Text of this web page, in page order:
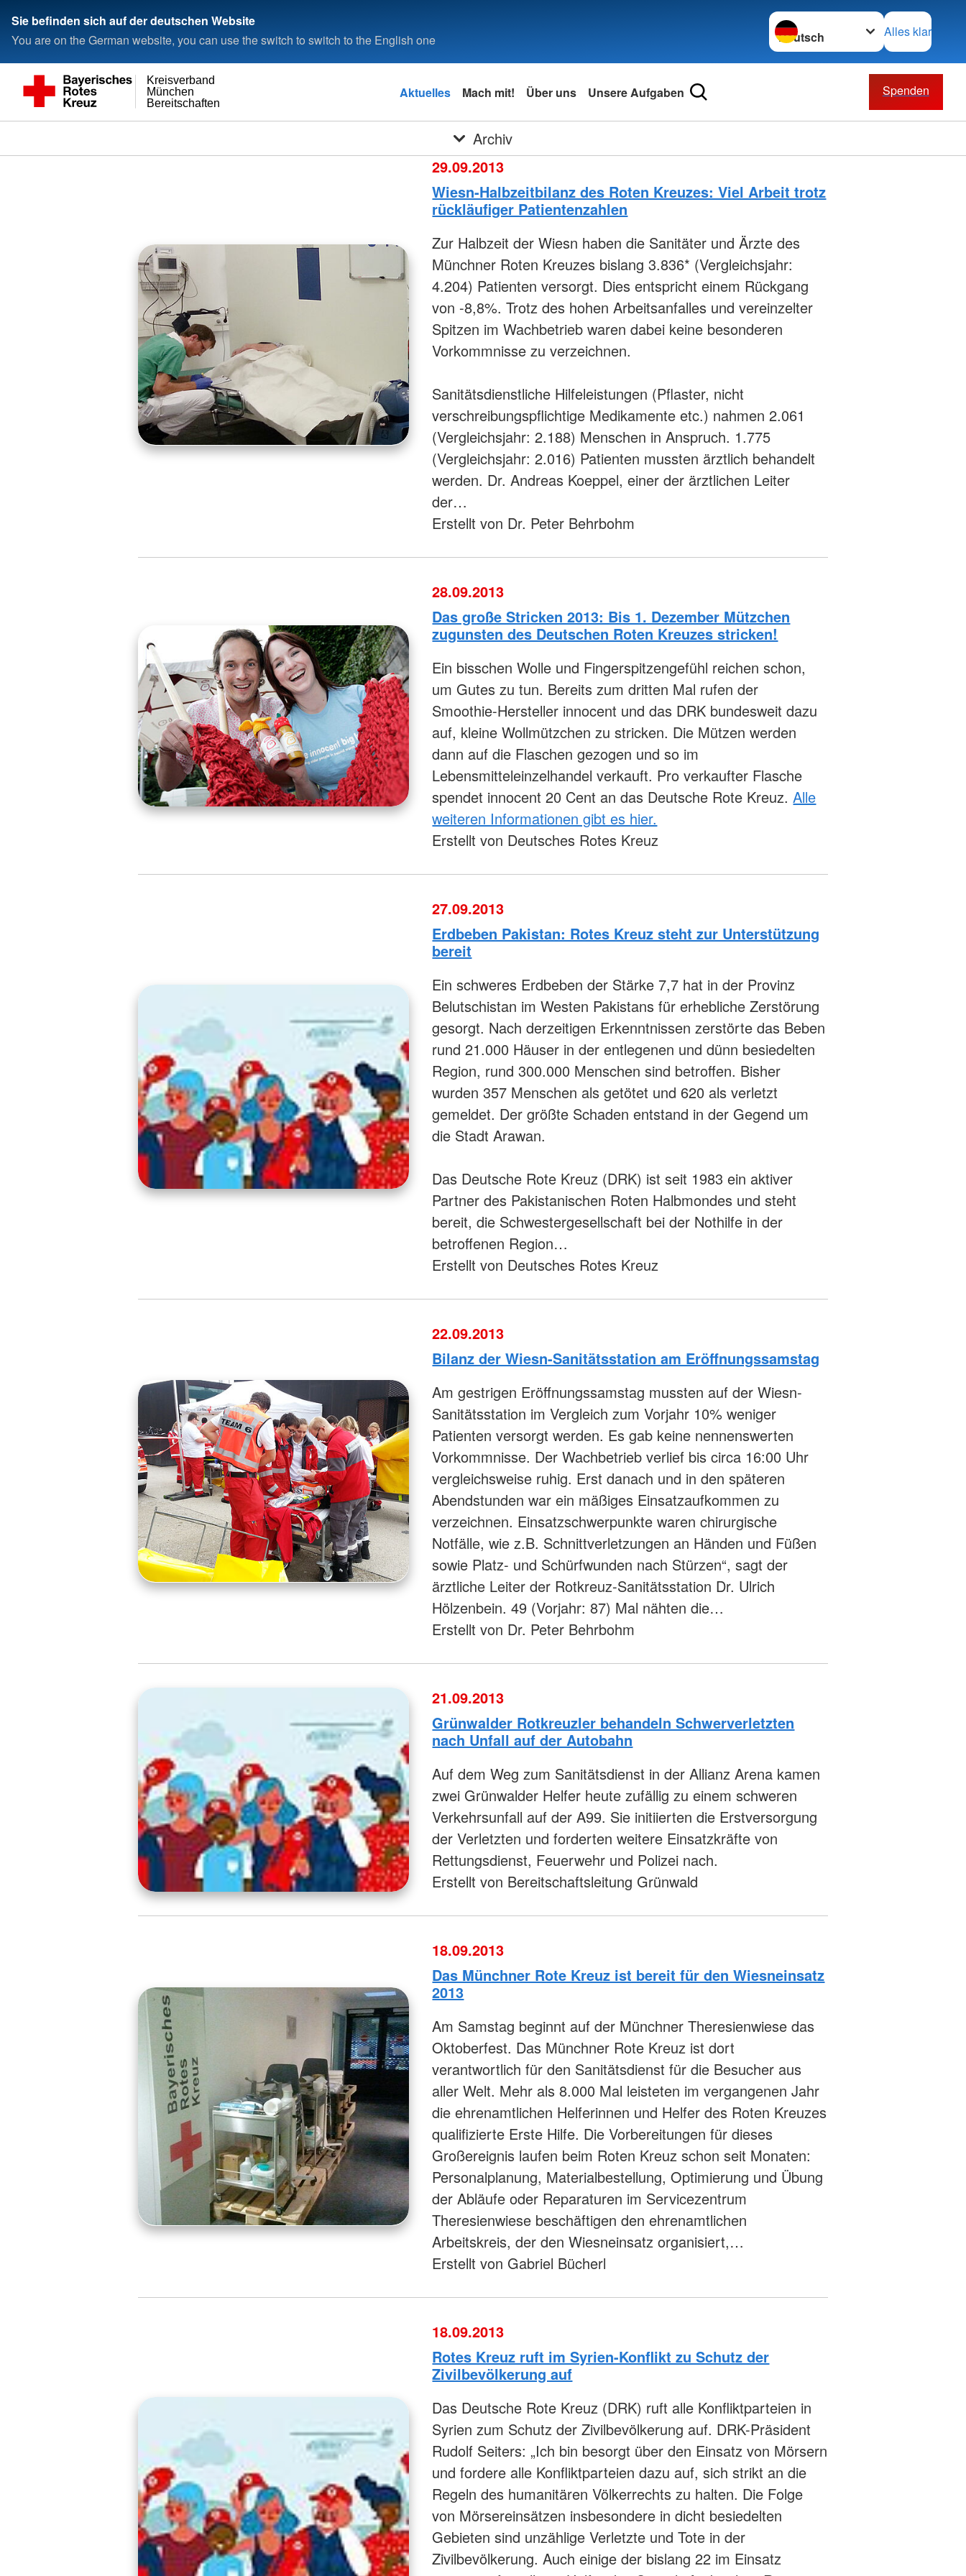
Sie befinden sich auf der deutschen Website
You are on the German website, you can use the switch to switch to the English one
Sprache wechseln zu
Alles klar
Bereitschaften
München
Kreisverband
Aktuelles Mach mit! Über uns Unsere Aufgaben Spenden
Archiv
29.09.2013
Wiesn-Halbzeitbilanz des Roten Kreuzes: Viel Arbeit trotz
rückläufiger Patientenzahlen
Zur Halbzeit der Wiesn haben die Sanitäter und Ärzte des
Münchner Roten Kreuzes bislang 3.836* (Vergleichsjahr:
4.204) Patienten versorgt. Dies entspricht einem Rückgang
von -8,8%. Trotz des hohen Arbeitsanfalles und vereinzelter
Spitzen im Wachbetrieb waren dabei keine besonderen
Vorkommnisse zu verzeichnen.
Sanitätsdienstliche Hilfeleistungen (Pflaster, nicht
verschreibungspflichtige Medikamente etc.) nahmen 2.061
(Vergleichsjahr: 2.188) Menschen in Anspruch. 1.775
(Vergleichsjahr: 2.016) Patienten mussten ärztlich behandelt
werden. Dr. Andreas Koeppel, einer der ärztlichen Leiter
der…
Erstellt von Dr. Peter Behrbohm
28.09.2013
Das große Stricken 2013: Bis 1. Dezember Mützchen
zugunsten des Deutschen Roten Kreuzes stricken!
Ein bisschen Wolle und Fingerspitzengefühl reichen schon,
um Gutes zu tun. Bereits zum dritten Mal rufen der
Smoothie-Hersteller innocent und das DRK bundesweit dazu
auf, kleine Wollmützchen zu stricken. Die Mützen werden
dann auf die Flaschen gezogen und so im
Lebensmitteleinzelhandel verkauft. Pro verkaufter Flasche
spendet innocent 20 Cent an das Deutsche Rote Kreuz.Alle
weiteren Informationen gibt es hier.
Erstellt von Deutsches Rotes Kreuz
27.09.2013
Erdbeben Pakistan: Rotes Kreuz steht zur Unterstützung
bereit
Ein schweres Erdbeben der Stärke 7,7 hat in der Provinz
Belutschistan im Westen Pakistans für erhebliche Zerstörung
gesorgt. Nach derzeitigen Erkenntnissen zerstörte das Beben
rund 21.000 Häuser in der entlegenen und dünn besiedelten
Region, rund 300.000 Menschen sind betroffen. Bisher
wurden 357 Menschen als getötet und 620 als verletzt
gemeldet. Der größte Schaden entstand in der Gegend um
die Stadt Arawan.
Das Deutsche Rote Kreuz (DRK) ist seit 1983 ein aktiver
Partner des Pakistanischen Roten Halbmondes und steht
bereit, die Schwestergesellschaft bei der Nothilfe in der
betroffenen Region…
Erstellt von Deutsches Rotes Kreuz
22.09.2013
Bilanz der Wiesn-Sanitätsstation am Eröffnungssamstag
Am gestrigen Eröffnungssamstag mussten auf der Wiesn-
Sanitätsstation im Vergleich zum Vorjahr 10% weniger
Patienten versorgt werden. Es gab keine nennenswerten
Vorkommnisse. Der Wachbetrieb verlief bis circa 16:00 Uhr
vergleichsweise ruhig. Erst danach und in den späteren
Abendstunden war ein mäßiges Einsatzaufkommen zu
verzeichnen. Einsatzschwerpunkte waren chirurgische
Notfälle, wie z.B. Schnittverletzungen an Händen und Füßen
sowie Platz- und Schürfwunden nach Stürzen“, sagt der
ärztliche Leiter der Rotkreuz-Sanitätsstation Dr. Ulrich
Hölzenbein. 49 (Vorjahr: 87) Mal nähten die…
Erstellt von Dr. Peter Behrbohm
21.09.2013
Grünwalder Rotkreuzler behandeln Schwerverletzten
nach Unfall auf der Autobahn
Auf dem Weg zum Sanitätsdienst in der Allianz Arena kamen
zwei Grünwalder Helfer heute zufällig zu einem schweren
Verkehrsunfall auf der A99. Sie initiierten die Erstversorgung
der Verletzten und forderten weitere Einsatzkräfte von
Rettungsdienst, Feuerwehr und Polizei nach.
Erstellt von Bereitschaftsleitung Grünwald
18.09.2013
Das Münchner Rote Kreuz ist bereit für den Wiesneinsatz
2013
Am Samstag beginnt auf der Münchner Theresienwiese das
Oktoberfest. Das Münchner Rote Kreuz ist dort
verantwortlich für den Sanitätsdienst für die Besucher aus
aller Welt. Mehr als 8.000 Mal leisteten im vergangenen Jahr
die ehrenamtlichen Helferinnen und Helfer des Roten Kreuzes
qualifizierte Erste Hilfe. Die Vorbereitungen für dieses
Großereignis laufen beim Roten Kreuz schon seit Monaten:
Personalplanung, Materialbestellung, Optimierung und Übung
der Abläufe oder Reparaturen im Servicezentrum
Theresienwiese beschäftigen den ehrenamtlichen
Arbeitskreis, der den Wiesneinsatz organisiert,…
Erstellt von Gabriel Bücherl
18.09.2013
Rotes Kreuz ruft im Syrien-Konflikt zu Schutz der
Zivilbevölkerung auf
Das Deutsche Rote Kreuz (DRK) ruft alle Konfliktparteien in
Syrien zum Schutz der Zivilbevölkerung auf. DRK-Präsident
Rudolf Seiters: „Ich bin besorgt über den Einsatz von Mörsern
und fordere alle Konfliktparteien dazu auf, sich strikt an die
Regeln des humanitären Völkerrechts zu halten. Die Folge
von Mörsereinsätzen insbesondere in dicht besiedelten
Gebieten sind unzählige Verletzte und Tote in der
Zivilbevölkerung. Auch einige der bislang 22 im Einsatz